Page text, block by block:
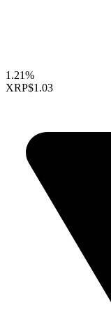
1.21%
XRP$1.03